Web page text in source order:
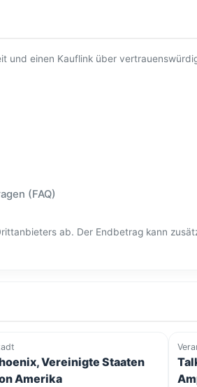
und einen Kauflink über
(FAQ)
ab. Der Endbetrag kann
Vereinigte Staaten
Amerika